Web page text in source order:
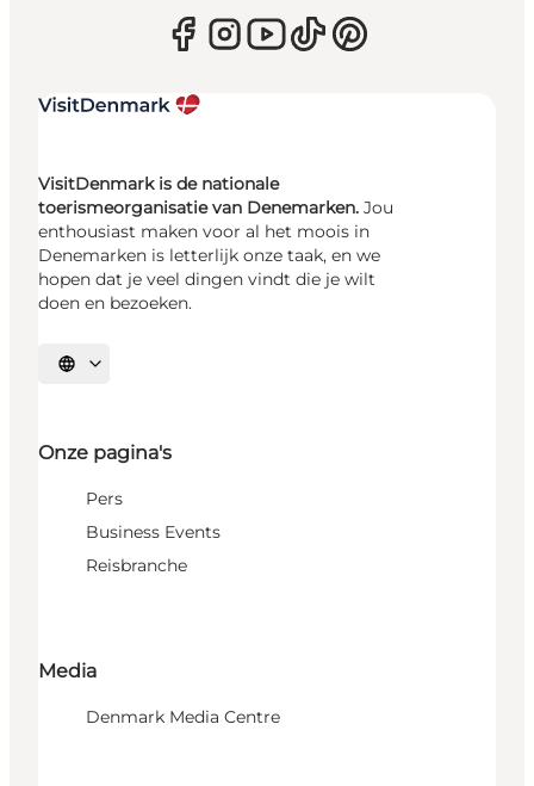
VisitDenmark is de nationale
toerismeorganisatie van Denemarken. Jou
enthousiast maken voor al het moois in
Denemarken is letterlijk onze taak, en we
hopen dat je veel dingen vindt die je wilt
doen en bezoeken.
Selecteer taal
Onze pagina's
Pers
Business Events
Reisbranche
Media
Denmark Media Centre